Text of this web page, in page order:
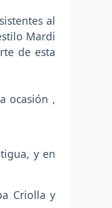
al
Mardi
de esta
ocasión ,
y en
Criolla y